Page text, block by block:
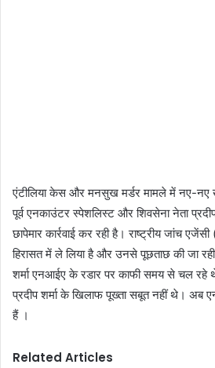
एंटीलिया केस और मनसुख मर्डर मामले में नए-
पूर्व एनकाउंटर स्पेशलिस्ट और शिवसेना नेता
छापेमार कार्रवाई कर रही है। राष्ट्रीय जांच
हिरासत में ले लिया है और उनसे पूछताछ की जा रही
शर्मा एनआईए के रडार पर काफी समय से चल
प्रदीप शर्मा के खिलाफ पूख्ता सबूत नहीं थे। अब
हैं ।
Related Articles